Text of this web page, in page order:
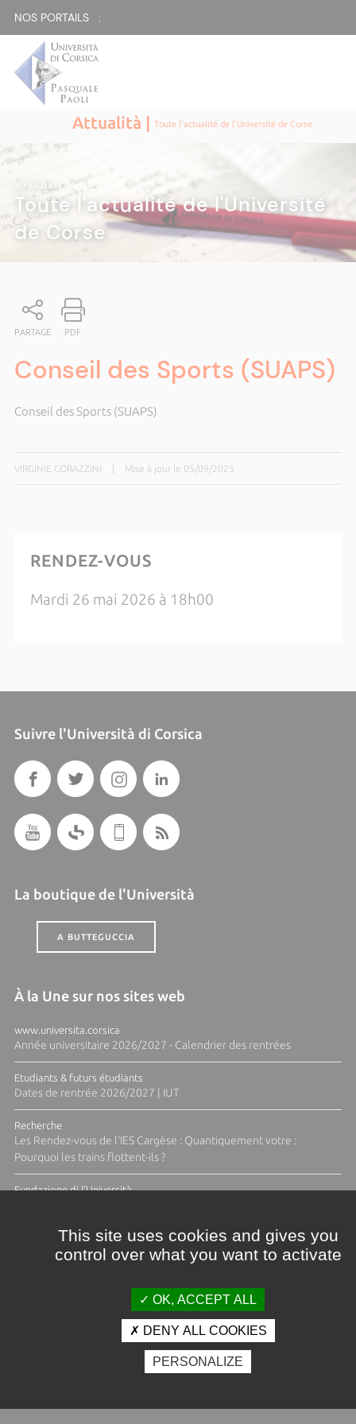
NOS PORTAILS :
Attualità |Toute l'actualité de l'Université de Corse
ATTUALITÀ|
Toute l'actualité de l'Université
de Corse
PARTAGE PDF
Conseil des Sports (SUAPS)
Conseil des Sports (SUAPS)
VIRGINIE CORAZZINI Mise à jour le 05/09/2025
RENDEZ-VOUS
Mardi 26 mai 2026 à 18h00
Suivre l'Università di Corsica
La boutique de l'Università
A BUTTEGUCCIA
À la Une sur nos sites web
www.universita.corsica
Année universitaire 2026/2027 - Calendrier des rentrées
Etudiants & futurs étudiants
Dates de rentrée 2026/2027 | IUT
Recherche
Les Rendez-vous de l'IES Cargèse : Quantiquement votre :
Pourquoi les trains flottent-ils ?
Fundazione di l'Università
Crédits et mentions légales
Espace presse
Photothèque
This site uses cookies and gives you
control over what you want to activate
OK, ACCEPT ALL
DENY ALL COOKIES
PERSONALIZE